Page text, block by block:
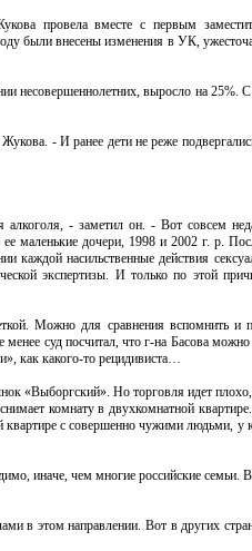
провела вместе с первым
были внесены изменения в УК,
несовершеннолетних, выросло на 25%. С
- И ранее дети не реже
алкоголя, - заметил он. - Вот совсем
маленькие дочери, 1998 и 2002 г. р.
насильственные действия
экспертизы. И только по этой
Можно для сравнения вспомнить
суд посчитал, что г-на Басова
как какого-то рецидивиста…
«Выборгский». Но торговля идет
комнату в двухкомнатной
квартире с совершенно чужими людьми, у
иначе, чем многие российские
в этом направлении. Вот в других